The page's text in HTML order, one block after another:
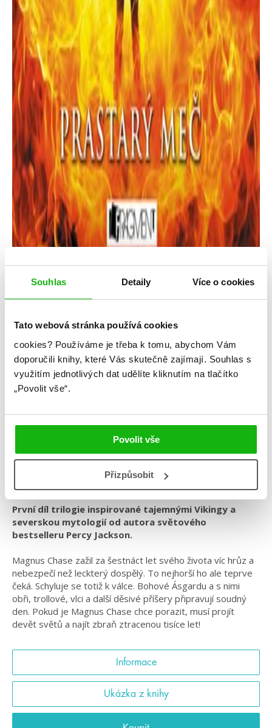
Souhlas Detaily Více o cookies
Tato webová stránka používá cookies
cookies? Používáme je třeba k tomu, abychom Vám
doporučili knihy, které Vás skutečně zajímají. Souhlas s
využitím jednotlivých dat udělíte kliknutím na tlačítko
„Povolit vše“.
Povolit vše
Přizpůsobit
Série: Magnus Chase
Magnus Chase a bohové Ásgardu –
Prastarý meč
#mytologie #rickriordan
První díl trilogie inspirované tajemnými Vikingy a
severskou mytologií od autora světového
bestselleru Percy Jackson.
Magnus Chase zažil za šestnáct let svého života víc hrůz a
nebezpečí než leckterý dospělý. To nejhorší ho ale teprve
čeká. Schyluje se totiž k válce. Bohové Ásgardu a s nimi
obři, trollové, vlci a další děsivé příšery připravují soudný
den. Pokud je Magnus Chase chce porazit, musí projít
devět světů a najít zbraň ztracenou tisíce let!
Informace
Ukázka z knihy